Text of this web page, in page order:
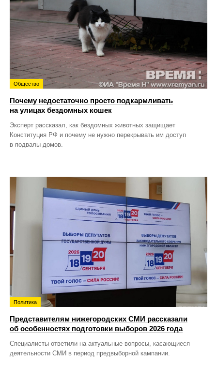
Общество
Почему недостаточно просто подкармливать
на улицах бездомных кошек
Эксперт рассказал, как бездомных животных защищает
Конституция РФ и почему не нужно перекрывать им доступ
в подвалы домов.
Политика
Представителям нижегородских СМИ рассказали
об особенностях подготовки выборов 2026 года
Специалисты ответили на актуальные вопросы, касающиеся
деятельности СМИ в период предвыборной кампании.